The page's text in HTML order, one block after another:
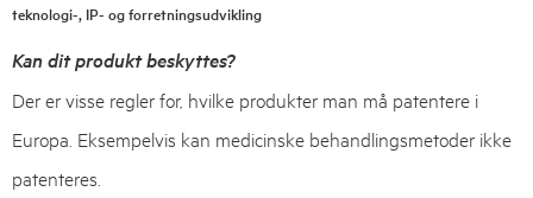
teknologi-, IP- og forretningsudvikling
Kan dit produkt beskyttes?
Der er visse regler for, hvilke produkter man må patentere i
Europa. Eksempelvis kan medicinske behandlingsmetoder ikke
patenteres.